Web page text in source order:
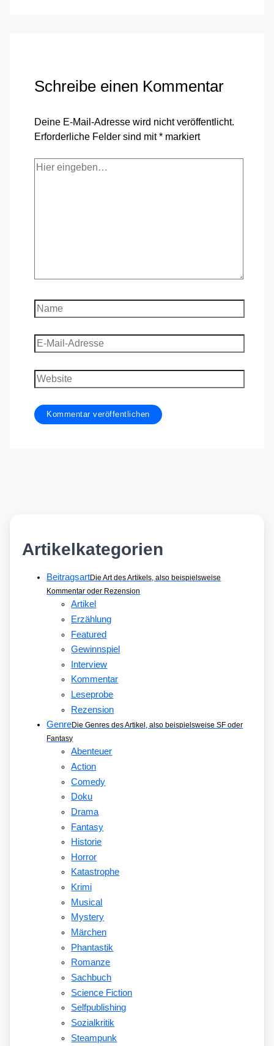
Schreibe einen Kommentar
Deine E-Mail-Adresse wird nicht veröffentlicht.
Erforderliche Felder sind mit* markiert
Hier
Name
E-
Mail-
Adresse
Website
Artikelkategorien
BeitragsartDie Art des Artikels, also beispielsweise
Kommentar oder Rezension
Artikel
Erzählung
Featured
Gewinnspiel
Interview
Kommentar
Leseprobe
Rezension
GenreDie Genres des Artikel, also beispielsweise SF oder
Fantasy
Abenteuer
Action
Comedy
Doku
Drama
Fantasy
Historie
Horror
Katastrophe
Krimi
Musical
Mystery
Märchen
Phantastik
Romanze
Sachbuch
Science Fiction
Selfpublishing
Sozialkritik
Steampunk